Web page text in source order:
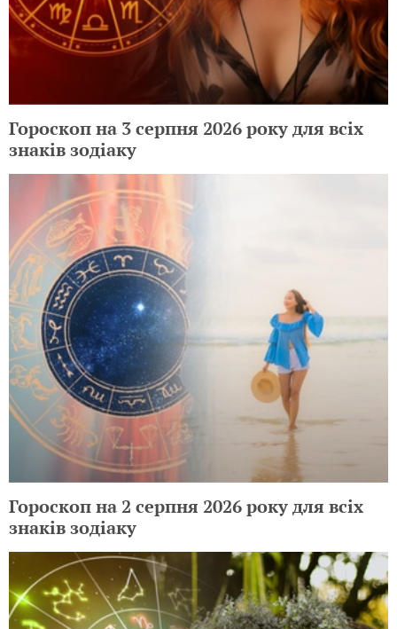
Гороскоп на 3 серпня 2026 року для всіх
знаків зодіаку
Гороскоп на 2 серпня 2026 року для всіх
знаків зодіаку